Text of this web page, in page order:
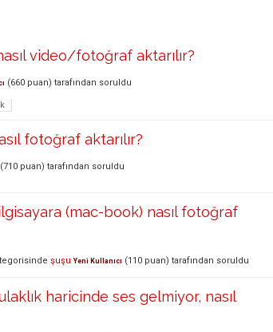
video/fotoğraf aktarılır?
(660 puan) tarafından soruldu
fotoğraf aktarılır?
(710 puan) tarafından soruldu
(mac-book) nasıl fotoğraf
şuşu Yeni Kullanıcı (110 puan) tarafından soruldu
haricinde ses gelmiyor, nasıl